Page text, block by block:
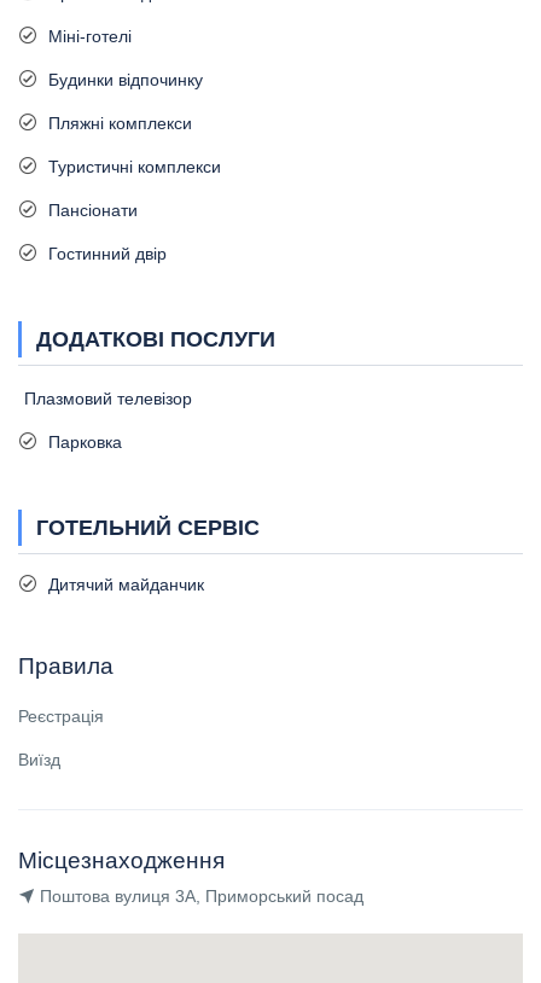
Міні-готелі
Будинки відпочинку
Пляжні комплекси
Туристичні комплекси
Пансіонати
Гостинний двір
ДОДАТКОВІ ПОСЛУГИ
Плазмовий телевізор
Парковка
ГОТЕЛЬНИЙ СЕРВІС
Дитячий майданчик
Правила
Реєстрація
Виїзд
Місцезнаходження
Поштова вулиця 3А, Приморський посад